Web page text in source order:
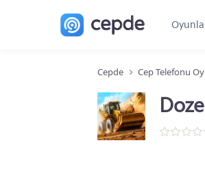
Cepde Cep Telefonu